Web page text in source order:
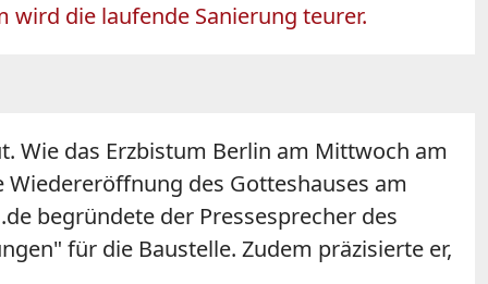
die laufende Sanierung teurer.
Wie das Erzbistum Berlin am Mittwoch am
des Gotteshauses am
begründete der Pressesprecher des
für die Baustelle. Zudem präzisierte er,